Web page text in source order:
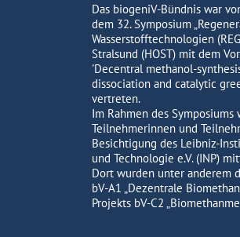
Das biogeniV-Bündnis war
dem 32. Symposium
Wasserstofftechnologien
Stralsund (HOST) mit dem
'Decentral methanol-
dissociation and catalytic
vertreten.
Im Rahmen des
Teilnehmerinnen und
Besichtigung des Leibniz-
und Technologie e.V. (INP)
Dort wurden unter anderem
bV-A1 „Dezentrale
Projekts bV-C2